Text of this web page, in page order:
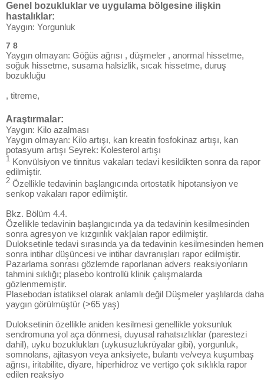
Genel bozukluklar ve uygulama bölgesine ilişkin
hastalıklar:
Yaygın: Yorgunluk
7 8
Yaygın olmayan: Göğüs ağrısı , düşmeler , anormal hissetme,
soğuk hissetme, susama halsizlik, sıcak hissetme, duruş
bozukluğu
, titreme,
Araştırmalar:
Yaygın: Kilo azalması
Yaygın olmayan: Kilo artışı, kan kreatin fosfokinaz artışı, kan
potasyum artışı Seyrek: Kolesterol artışı
1 Konvülsiyon ve tinnitus vakaları tedavi kesildikten sonra da rapor
edilmiştir.
2 Özellikle tedavinin başlangıcında ortostatik hipotansiyon ve
senkop vakaları rapor edilmiştir.
Bkz. Bölüm 4.4.
Özellikle tedavinin başlangıcında ya da tedavinin kesilmesinden
sonra agresyon ve kızgınlık vak|alan rapor edilmiştir.
Duloksetinle tedavi sırasında ya da tedavinin kesilmesinden hemen
sonra intihar düşüncesi ve intihar davranışları rapor edilmiştir.
Pazarlama sonrası gözlemde raporlanan advers reaksiyonların
tahmini sıklığı; plasebo kontrollü klinik çalışmalarda
gözlenmemiştir.
Plasebodan istatiksel olarak anlamlı değil Düşmeler yaşlılarda daha
yaygın görülmüştür (>65 yaş)
Duloksetinin özellikle aniden kesilmesi genellikle yoksunluk
sendromuna yol aça dönmesi, duyusal rahatsızlıklar (parestezi
dahil), uyku bozuklukları (uykusuzlukrüyalar gibi), yorgunluk,
somnolans, ajitasyon veya anksiyete, bulantı ve/veya kuşumbaş
ağrısı, iritabilite, diyare, hiperhidroz ve vertigo çok sıklıkla rapor
edilen reaksiyo